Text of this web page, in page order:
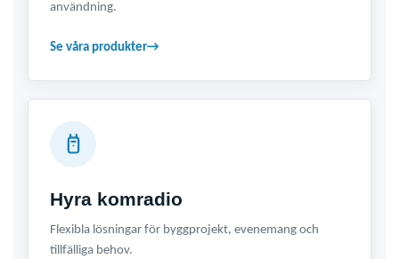
användning.
Se våra produkter→
Hyra komradio
Flexibla lösningar för byggprojekt, evenemang och
tillfälliga behov.